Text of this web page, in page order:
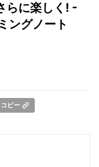
らに楽しく! -
ングノート
ピー